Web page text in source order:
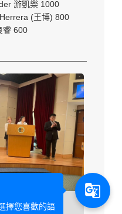
游凱樂 1000
(王博) 800
睿 600
擇您喜歡的語
g_translate